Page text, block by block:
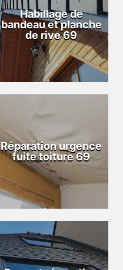
Habillage de
bandeau et planche
de rive 69
Réparation urgence
fuite toiture 69